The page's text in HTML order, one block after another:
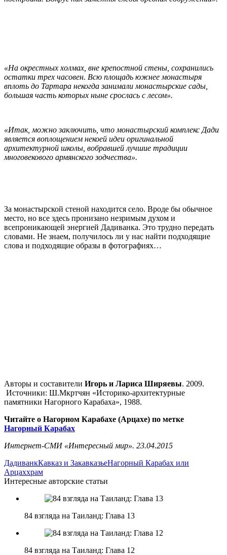
«На окрестных холмах, вне крепостной стены, сохранились
остатки трех часовен. Всю площадь южнее монастыря
вплоть до Тартара некогда занимали монастырские сады,
большая часть которых ныне срослась с лесом».
«Итак, можно заключить, что монастырский комплекс Дади
является воплощением некоей идеи оригинальной
архитектурной школы, вобравшей лучшие традиции
многовекового армянского зодчества».
За монастырской стеной находится село. Вроде бы обычное
место, но все здесь пронизано незримым духом и
всепроникающей энергией Дадиванка. Это трудно передать
словами. Не знаем, получилось ли у нас найти подходящие
слова и подходящие образы в фотографиях…
Авторы и составители Игорь и Лариса Ширяевы. 2009.
Источники: Ш.Мкртчян «Историко-архитектурные
памятники Нагорного Карабаха», 1988.
Читайте о Нагорном Карабахе (Арцахе) по метке
Нагорный Карабах
Интернет-СМИ «Интересный мир». 23.04.2015
ДадиванкКавказ и ЗакавказьеНагорный Карабах или
Арцаххрам
Интересные авторские статьи
84 взгляда на Таиланд: Глава 13
84 взгляда на Таиланд: Глава 12